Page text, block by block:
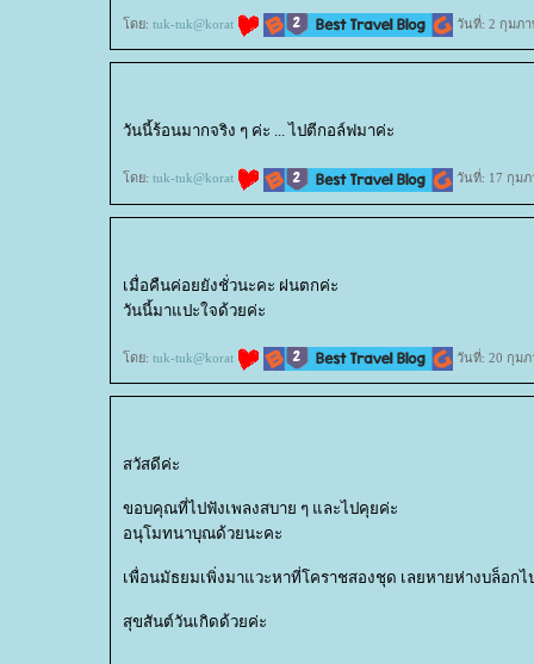
ดย: tuk-tuk@korat วันที่: 2 กุมภา
วันนี้ร้อนมากจริง ๆ ค่ะ ... ไปตีกอล์ฟมาค่ะ
ดย: tuk-tuk@korat วันที่: 17 กุมภ
เมื่อคืนค่อยยังชั่วนะคะ ฝนตกค่ะ
วันนี้มาแปะใจด้วยค่ะ
ดย: tuk-tuk@korat วันที่: 20 กุมภ
สวัสดีค่ะ
ขอบคุณที่ไปฟังเพลงสบาย ๆ และไปคุยค่ะ
อนุโมทนาบุณด้วยนะคะ
เพื่อนมัธยมเพิ่งมาแวะหาที่โคราชสองชุด เลยหายห่างบล็อก
สุขสันต์วันเกิดด้วยค่ะ